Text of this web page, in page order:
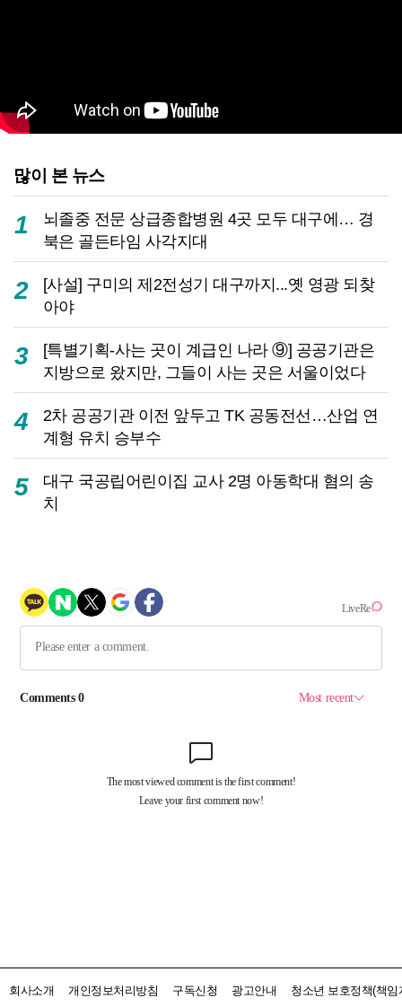
많이 본 뉴스
1
뇌졸중 전문 상급종합병원 4곳 모두 대구에… 경
북은 골든타임 사각지대
2
[사설] 구미의 제2전성기 대구까지...옛 영광 되찾
아야
3
[특별기획-사는 곳이 계급인 나라 ⑨] 공공기관은
지방으로 왔지만, 그들이 사는 곳은 서울이었다
4
2차 공공기관 이전 앞두고 TK 공동전선…산업 연
계형 유치 승부수
5
대구 국공립어린이집 교사 2명 아동학대 혐의 송
치
회사소개 개인정보처리방침 구독신청 광고안내 청소년 보호정책(책임